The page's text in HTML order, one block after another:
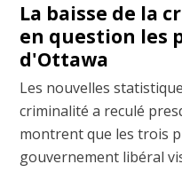
La baisse de la
en question les
d'Ottawa
Les nouvelles
criminalité a reculé
montrent que les trois
gouvernement libéral